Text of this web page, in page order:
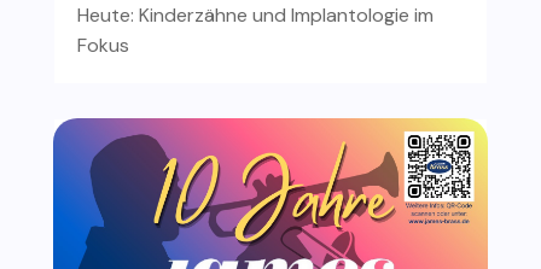
Heute: Kinderzähne und Implantologie im
Fokus